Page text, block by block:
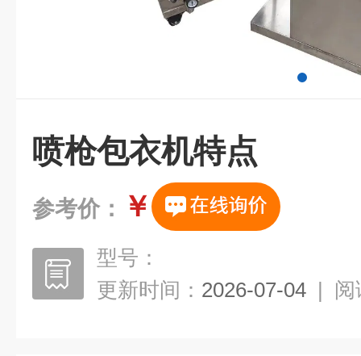
喷枪包衣机特点
参考价： ￥
型号：
更新时间： 2026-07-04 | 阅